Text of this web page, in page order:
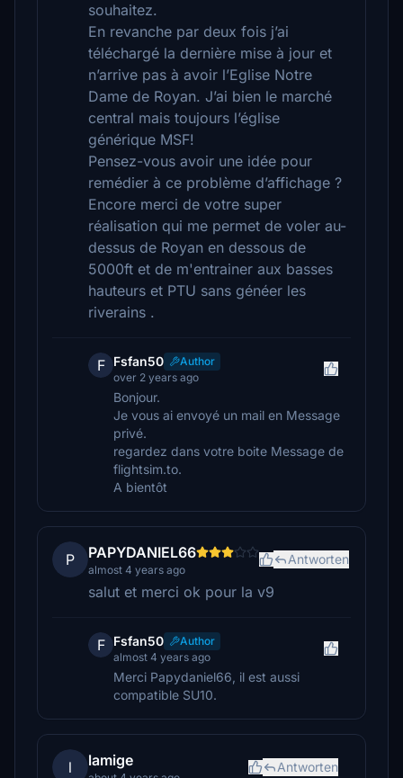
souhaitez.
En revanche par deux fois j’ai
téléchargé la dernière mise à jour et
n’arrive pas à avoir l’Eglise Notre
Dame de Royan. J’ai bien le marché
central mais toujours l’église
générique MSF!
Pensez-vous avoir une idée pour
remédier à ce problème d’affichage ?
Encore merci de votre super
réalisation qui me permet de voler au-
dessus de Royan en dessous de
5000ft et de m'entrainer aux basses
hauteurs et PTU sans généer les
riverains .
F Fsfan50
Author
over 2 years ago
Bonjour.
Je vous ai envoyé un mail en Message
privé.
regardez dans votre boite Message de
flightsim.to.
A bientôt
P PAPYDANIEL66
almost 4 years ago
Antworten
salut et merci ok pour la v9
F Fsfan50
Author
almost 4 years ago
Merci Papydaniel66, il est aussi
compatible SU10.
l lamige Antworten